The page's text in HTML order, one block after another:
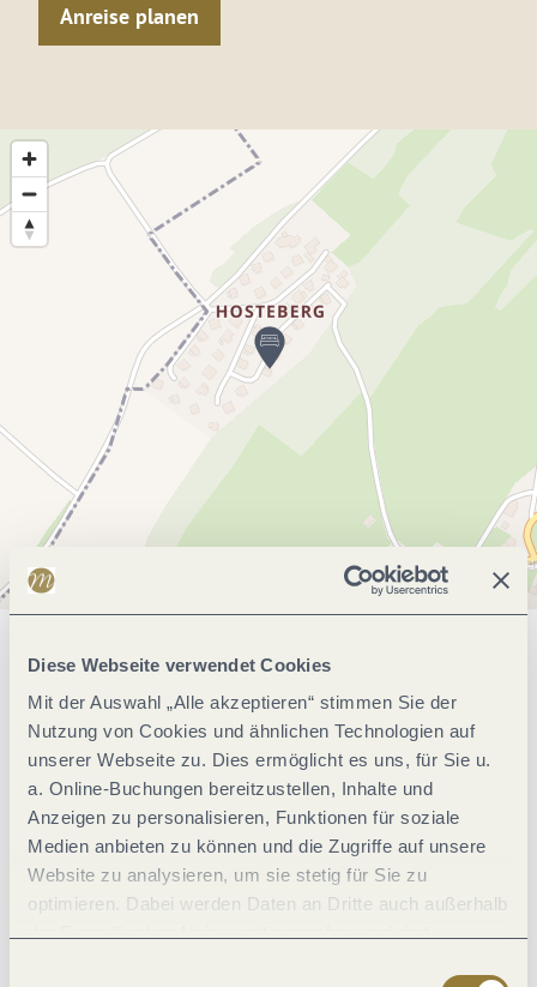
Diese Webseite verwendet Cookies
Mit der Auswahl „Alle akzeptieren“ stimmen Sie der
Nutzung von Cookies und ähnlichen Technologien auf
unserer Webseite zu. Dies ermöglicht es uns, für Sie u.
a. Online-Buchungen bereitzustellen, Inhalte und
Anzeigen zu personalisieren, Funktionen für soziale
Medien anbieten zu können und die Zugriffe auf unsere
Website zu analysieren, um sie stetig für Sie zu
optimieren. Dabei werden Daten an Dritte auch außerhalb
Anreise planen
Allgemeine Informationen
Klassifikationen
Eignung
Ausstattung Zimmer/Appartement